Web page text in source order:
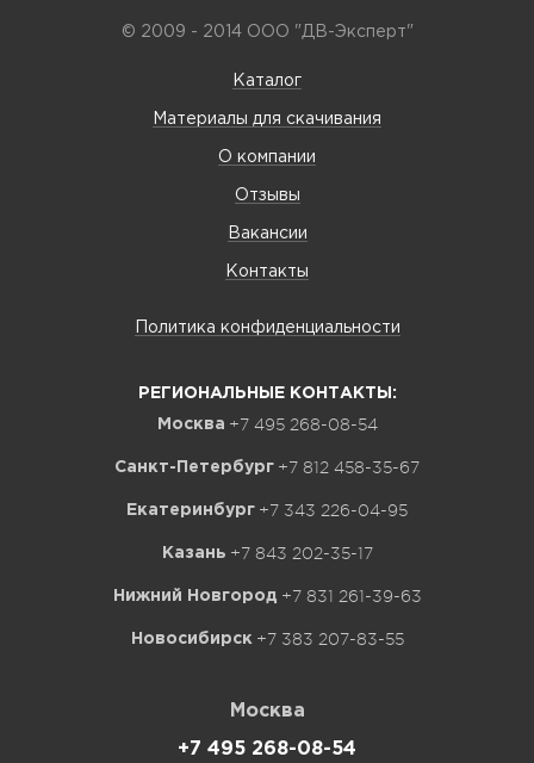
© 2009 - 2014 ООО "ДВ-Эксперт"
Каталог
Материалы для скачивания
О компании
Отзывы
Вакансии
Контакты
Политика конфиденциальности
РЕГИОНАЛЬНЫЕ КОНТАКТЫ:
Москва +7 495 268-08-54
Санкт-Петербург +7 812 458-35-67
Екатеринбург +7 343 226-04-95
Казань +7 843 202-35-17
Нижний Новгород +7 831 261-39-63
Новосибирск +7 383 207-83-55
Москва
+7 495 268-08-54